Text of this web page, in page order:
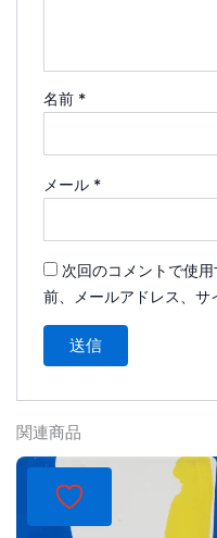
名前 *
メール *
次回のコメントで使
前、メールアドレス、サ
関連商品